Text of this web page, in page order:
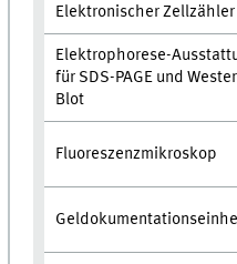
Elektronischer Zellzähler
Elektrophorese-
für SDS-PAGE und
Blot
Fluoreszenzmikroskop